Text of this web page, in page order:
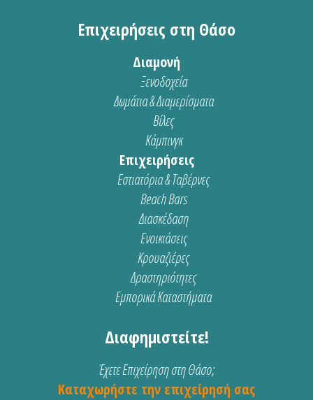
Επιχειρήσεις στη Θάσο
Διαμονή
Ξενοδοχεία
Δωμάτια & Διαμερίσματα
Βίλες
Κάμπινγκ
Επιχειρήσεις
Εστιατόρια & Ταβέρνες
Beach Bars
Διασκέδαση
Ενοικιάσεις
Κρουαζιέρες
Δραστηριότητες
Εμπορικά Καταστήματα
Διαφημιστείτε!
Έχετε Επιχείρηση στη Θάσο;
Καταχωρήστε την επιχείρησή σας